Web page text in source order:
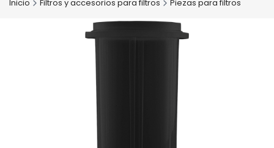
Inicio Filtros y accesorios para filtros Piezas para filtros